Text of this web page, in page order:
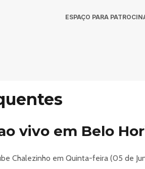
ESPAÇO PARA
vivo em Belo
Chalezinho em Quinta-feira (05 de